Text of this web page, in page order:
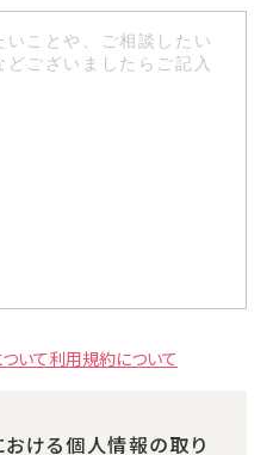
いて利用規約について
ける個人情報の取り